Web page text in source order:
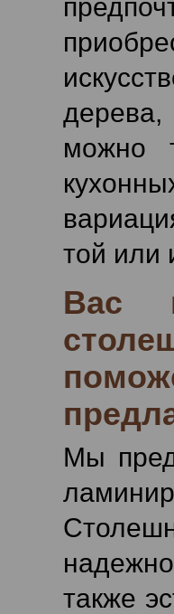
можно
той
Вас
Мы
также